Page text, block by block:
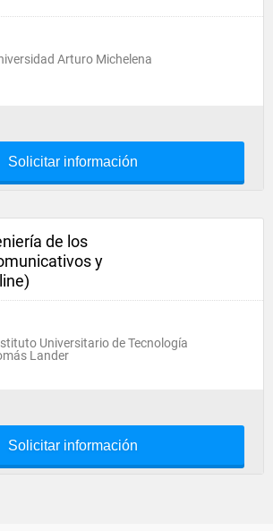
Arturo Michelena
Solicitar información
de los
y
Universitario de Tecnología
Lander
Solicitar información